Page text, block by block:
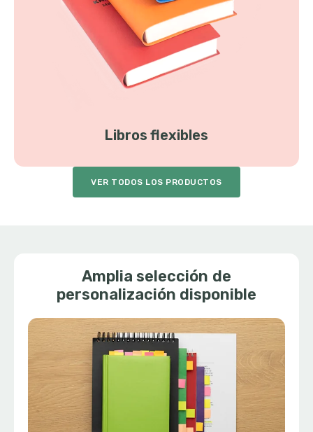
Libros flexibles
VER TODOS LOS PRODUCTOS
Amplia selección de
personalización disponible